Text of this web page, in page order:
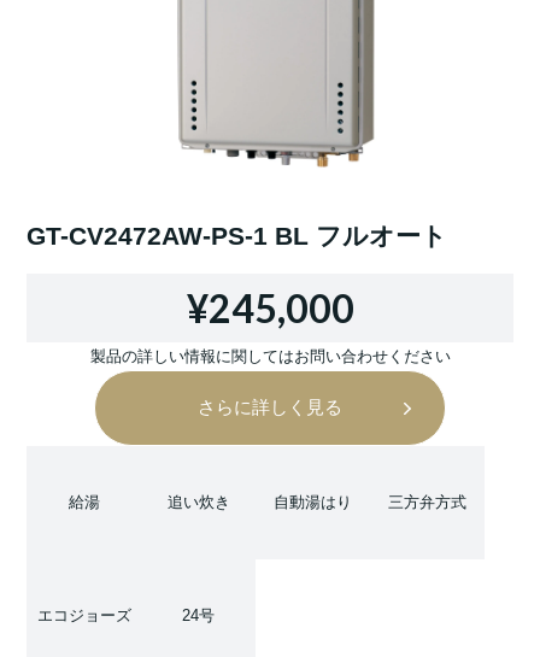
GT-CV2472AW-PS-1 BL フルオート
¥245,000
製品の詳しい情報に関してはお問い合わせください
さらに詳しく見る
給湯 追い炊き 自動湯はり 三方弁方式
エコジョーズ 24号